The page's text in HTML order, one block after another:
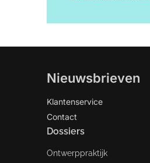
Nieuwsbrieven
Klantenservice
Contact
Dossiers
Ontwerppraktijk